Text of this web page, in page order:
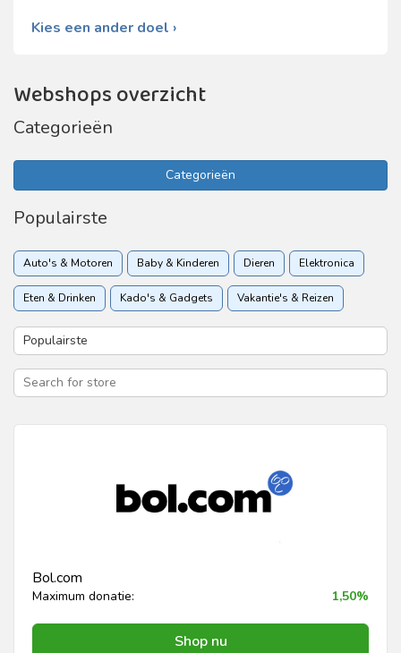
Kies een ander doel ›
Webshops overzicht
Categorieën
Categorieën
Populairste
Auto's & Motoren Baby & Kinderen Dieren Elektronica
Eten & Drinken Kado's & Gadgets Vakantie's & Reizen
Woon & Tuin
Bol.com
Maximum donatie: 1,50%
Shop nu